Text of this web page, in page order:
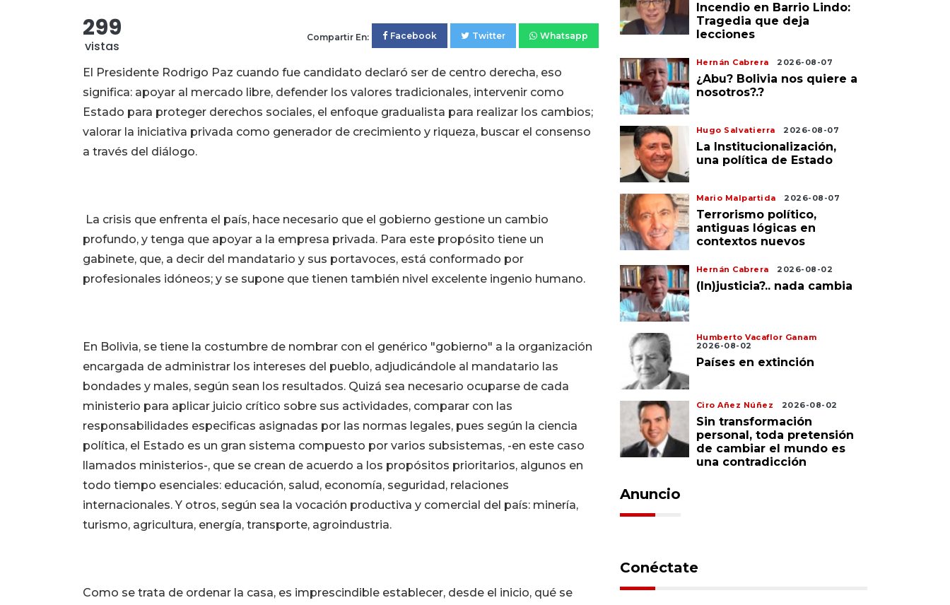
299
vistas
Compartir En: Facebook Twitter Whatsapp
El Presidente Rodrigo Paz cuando fue candidato declaró ser de centro derecha, eso
significa: apoyar al mercado libre, defender los valores tradicionales, intervenir como
Estado para proteger derechos sociales, el enfoque gradualista para realizar los cambios;
valorar la iniciativa privada como generador de crecimiento y riqueza, buscar el consenso
a través del diálogo.
La crisis que enfrenta el país, hace necesario que el gobierno gestione un cambio
profundo, y tenga que apoyar a la empresa privada. Para este propósito tiene un
gabinete, que, a decir del mandatario y sus portavoces, está conformado por
profesionales idóneos; y se supone que tienen también nivel excelente ingenio humano.
En Bolivia, se tiene la costumbre de nombrar con el genérico "gobierno" a la organización
encargada de administrar los intereses del pueblo, adjudicándole al mandatario las
bondades y males, según sean los resultados. Quizá sea necesario ocuparse de cada
ministerio para aplicar juicio crítico sobre sus actividades, comparar con las
responsabilidades especificas asignadas por las normas legales, pues según la ciencia
política, el Estado es un gran sistema compuesto por varios subsistemas, -en este caso
llamados ministerios-, que se crean de acuerdo a los propósitos prioritarios, algunos en
todo tiempo esenciales: educación, salud, economía, seguridad, relaciones
internacionales. Y otros, según sea la vocación productiva y comercial del país: minería,
turismo, agricultura, energía, transporte, agroindustria.
Como se trata de ordenar la casa, es imprescindible establecer, desde el inicio, qué se
Incendio en Barrio Lindo:
Tragedia que deja
lecciones
Hernán Cabrera 2026-08-07
¿Abu? Bolivia nos quiere a
nosotros?.?
Hugo Salvatierra 2026-08-07
La Institucionalización,
una política de Estado
Mario Malpartida 2026-08-07
Terrorismo político,
antiguas lógicas en
contextos nuevos
Hernán Cabrera 2026-08-02
(In)justicia?.. nada cambia
Humberto Vacaflor Ganam
2026-08-02
Países en extinción
Ciro Añez Núñez 2026-08-02
Sin transformación
personal, toda pretensión
de cambiar el mundo es
una contradicción
Anuncio
Conéctate